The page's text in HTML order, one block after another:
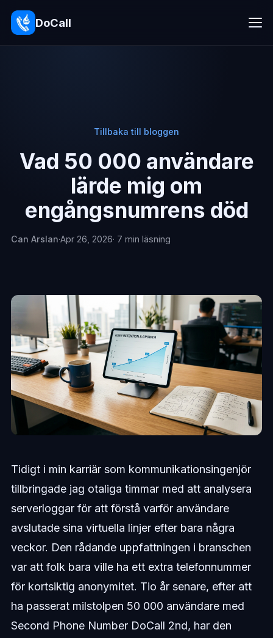
DoCall
Tillbaka till bloggen
Vad 50 000 användare
lärde mig om
engångsnumrens död
Can Arslan·Apr 26, 2026· 7 min läsning
Tidigt i min karriär som kommunikationsingenjör
tillbringade jag otaliga timmar med att analysera
serverloggar för att förstå varför användare
avslutade sina virtuella linjer efter bara några
veckor. Den rådande uppfattningen i branschen
var att folk bara ville ha ett extra telefonnummer
för kortsiktig anonymitet. Tio år senare, efter att
ha passerat milstolpen 50 000 användare med
Second Phone Number DoCall 2nd, har den